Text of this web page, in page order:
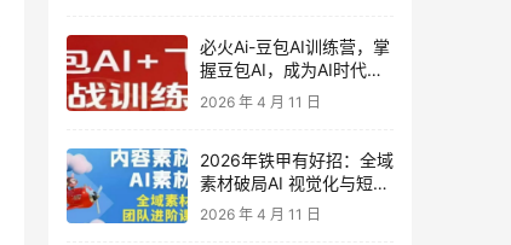
必火Ai-豆包AI训练营，掌
握豆包AI，成为AI时代的
全能型人才
2026 年 4 月 11 日
2026年铁甲有好招：全域
素材破局AI 视觉化与短剧
营销实战指南——高效增
2026 年 4 月 11 日